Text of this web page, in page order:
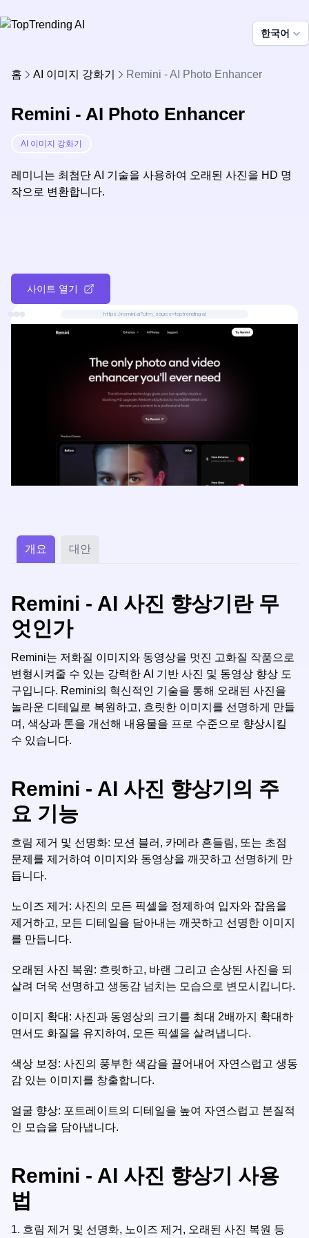
한국어
홈 AI 이미지 강화기 Remini - AI Photo Enhancer
Remini - AI Photo Enhancer
AI 이미지 강화기
레미니는 최첨단 AI 기술을 사용하여 오래된 사진을 HD 명
작으로 변환합니다.
사이트 열기
https://remini.ai?utm_source=toptrending-ai
개요 대안
Remini - AI 사진 향상기란 무
엇인가
Remini는 저화질 이미지와 동영상을 멋진 고화질 작품으로
변형시켜줄 수 있는 강력한 AI 기반 사진 및 동영상 향상 도
구입니다. Remini의 혁신적인 기술을 통해 오래된 사진을
놀라운 디테일로 복원하고, 흐릿한 이미지를 선명하게 만들
며, 색상과 톤을 개선해 내용물을 프로 수준으로 향상시킬
수 있습니다.
Remini - AI 사진 향상기의 주
요 기능
흐림 제거 및 선명화: 모션 블러, 카메라 흔들림, 또는 초점
문제를 제거하여 이미지와 동영상을 깨끗하고 선명하게 만
듭니다.
노이즈 제거: 사진의 모든 픽셀을 정제하여 입자와 잡음을
제거하고, 모든 디테일을 담아내는 깨끗하고 선명한 이미지
를 만듭니다.
오래된 사진 복원: 흐릿하고, 바랜 그리고 손상된 사진을 되
살려 더욱 선명하고 생동감 넘치는 모습으로 변모시킵니다.
이미지 확대: 사진과 동영상의 크기를 최대 2배까지 확대하
면서도 화질을 유지하여, 모든 픽셀을 살려냅니다.
색상 보정: 사진의 풍부한 색감을 끌어내어 자연스럽고 생동
감 있는 이미지를 창출합니다.
얼굴 향상: 포트레이트의 디테일을 높여 자연스럽고 본질적
인 모습을 담아냅니다.
Remini - AI 사진 향상기 사용
법
1. 흐림 제거 및 선명화, 노이즈 제거, 오래된 사진 복원 등